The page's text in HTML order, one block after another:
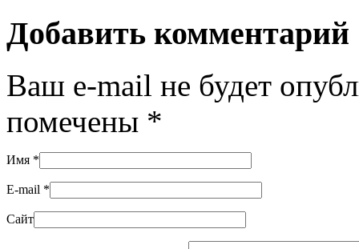
Добавить комментарий
Ваш e-mail не будет
помечены *
Имя *
E-mail *
Сайт